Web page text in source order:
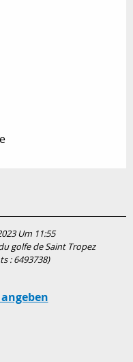
Um 11:55
golfe de Saint Tropez
:6493738)